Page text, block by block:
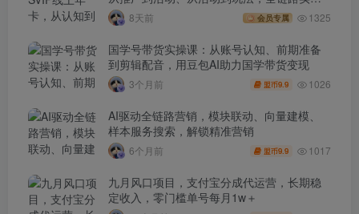
(260730)
8天前 会员专属 1325
国学号带货实操课：从账号认知、前期准备
到剪辑配音，用豆包AI助力国学带货变现
3个月前 盟币9.9 1026
AI驱动全链路营销，模块联动、向量建模、
样本服务搜索，解锁精准营销
6个月前 盟币9.9 1017
九月风口项目，支付宝分成代运营，长期稳
定收入，零门槛单号每月1w＋